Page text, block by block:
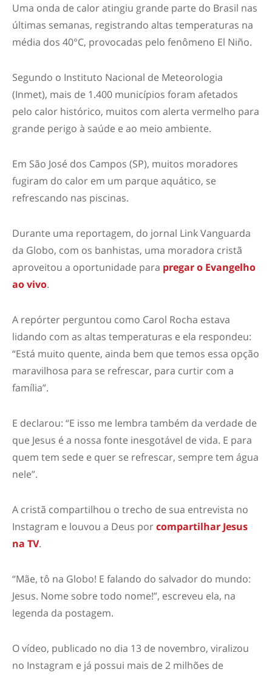
Uma onda de calor atingiu grande parte do Brasil nas
últimas semanas, registrando altas temperaturas na
média dos 40°C, provocadas pelo fenômeno El Niño.
Segundo o Instituto Nacional de Meteorologia
(Inmet), mais de 1.400 municípios foram afetados
pelo calor histórico, muitos com alerta vermelho para
grande perigo à saúde e ao meio ambiente.
Em São José dos Campos (SP), muitos moradores
fugiram do calor em um parque aquático, se
refrescando nas piscinas.
Durante uma reportagem, do jornal Link Vanguarda
da Globo, com os banhistas, uma moradora cristã
aproveitou a oportunidade para pregar o Evangelho
ao vivo.
A repórter perguntou como Carol Rocha estava
lidando com as altas temperaturas e ela respondeu:
“Está muito quente, ainda bem que temos essa opção
maravilhosa para se refrescar, para curtir com a
família”.
E declarou: “E isso me lembra também da verdade de
que Jesus é a nossa fonte inesgotável de vida. E para
quem tem sede e quer se refrescar, sempre tem água
nele”.
A cristã compartilhou o trecho de sua entrevista no
Instagram e louvou a Deus porcompartilhar Jesus
na TV.
“Mãe, tô na Globo! E falando do salvador do mundo:
Jesus. Nome sobre todo nome!”, escreveu ela, na
legenda da postagem.
O vídeo, publicado no dia 13 de novembro, viralizou
no Instagram e já possui mais de 2 milhões de